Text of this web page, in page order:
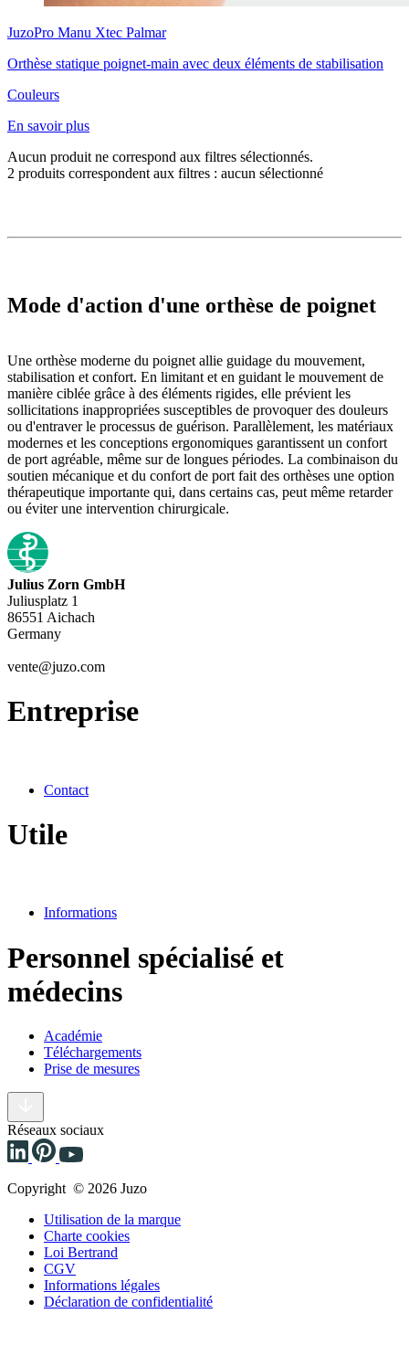
JuzoPro Manu Xtec Palmar
Orthèse statique poignet-main avec deux éléments de stabilisation
Couleurs
En savoir plus
Aucun produit ne correspond aux filtres sélectionnés.
2 produits correspondent aux filtres : aucun sélectionné
Mode d'action d'une orthèse de poignet
Une orthèse moderne du poignet allie guidage du mouvement,
stabilisation et confort. En limitant et en guidant le mouvement de
manière ciblée grâce à des éléments rigides, elle prévient les
sollicitations inappropriées susceptibles de provoquer des douleurs
ou d'entraver le processus de guérison. Parallèlement, les matériaux
modernes et les conceptions ergonomiques garantissent un confort
de port agréable, même sur de longues périodes. La combinaison du
soutien mécanique et du confort de port fait des orthèses une option
thérapeutique importante qui, dans certains cas, peut même retarder
ou éviter une intervention chirurgicale.
Julius Zorn GmbH
Juliusplatz 1
86551 Aichach
Germany
vente@juzo.com
Entreprise
Contact
Utile
Informations
Personnel spécialisé et
médecins
Académie
Téléchargements
Prise de mesures
Réseaux sociaux
Copyright © 2026 Juzo
Utilisation de la marque
Charte cookies
Loi Bertrand
CGV
Informations légales
Déclaration de confidentialité